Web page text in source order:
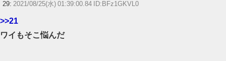
29: 2021/08/25(水) 01:39:00.84 ID:BFz1GKVL0
>>21
ワイもそこ悩んだ